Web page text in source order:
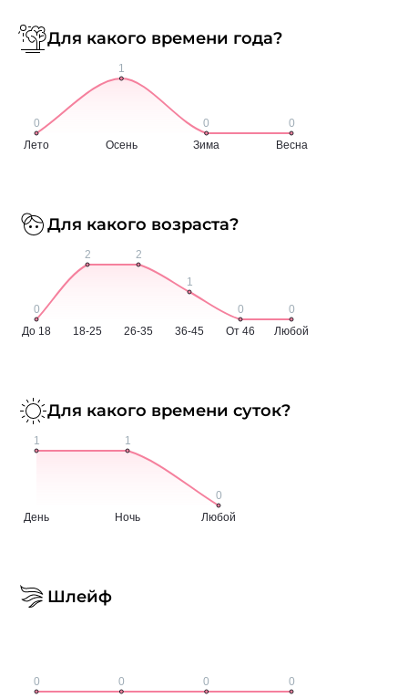
Для какого времени года?
Для какого возраста?
Для какого времени суток?
Шлейф